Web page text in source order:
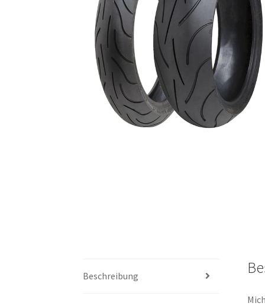
Beschreibung